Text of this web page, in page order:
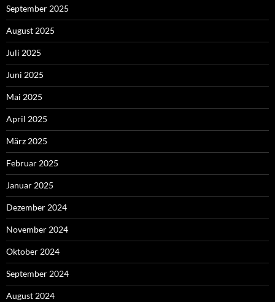
September 2025
August 2025
Juli 2025
Juni 2025
Mai 2025
April 2025
März 2025
Februar 2025
Januar 2025
Dezember 2024
November 2024
Oktober 2024
September 2024
August 2024